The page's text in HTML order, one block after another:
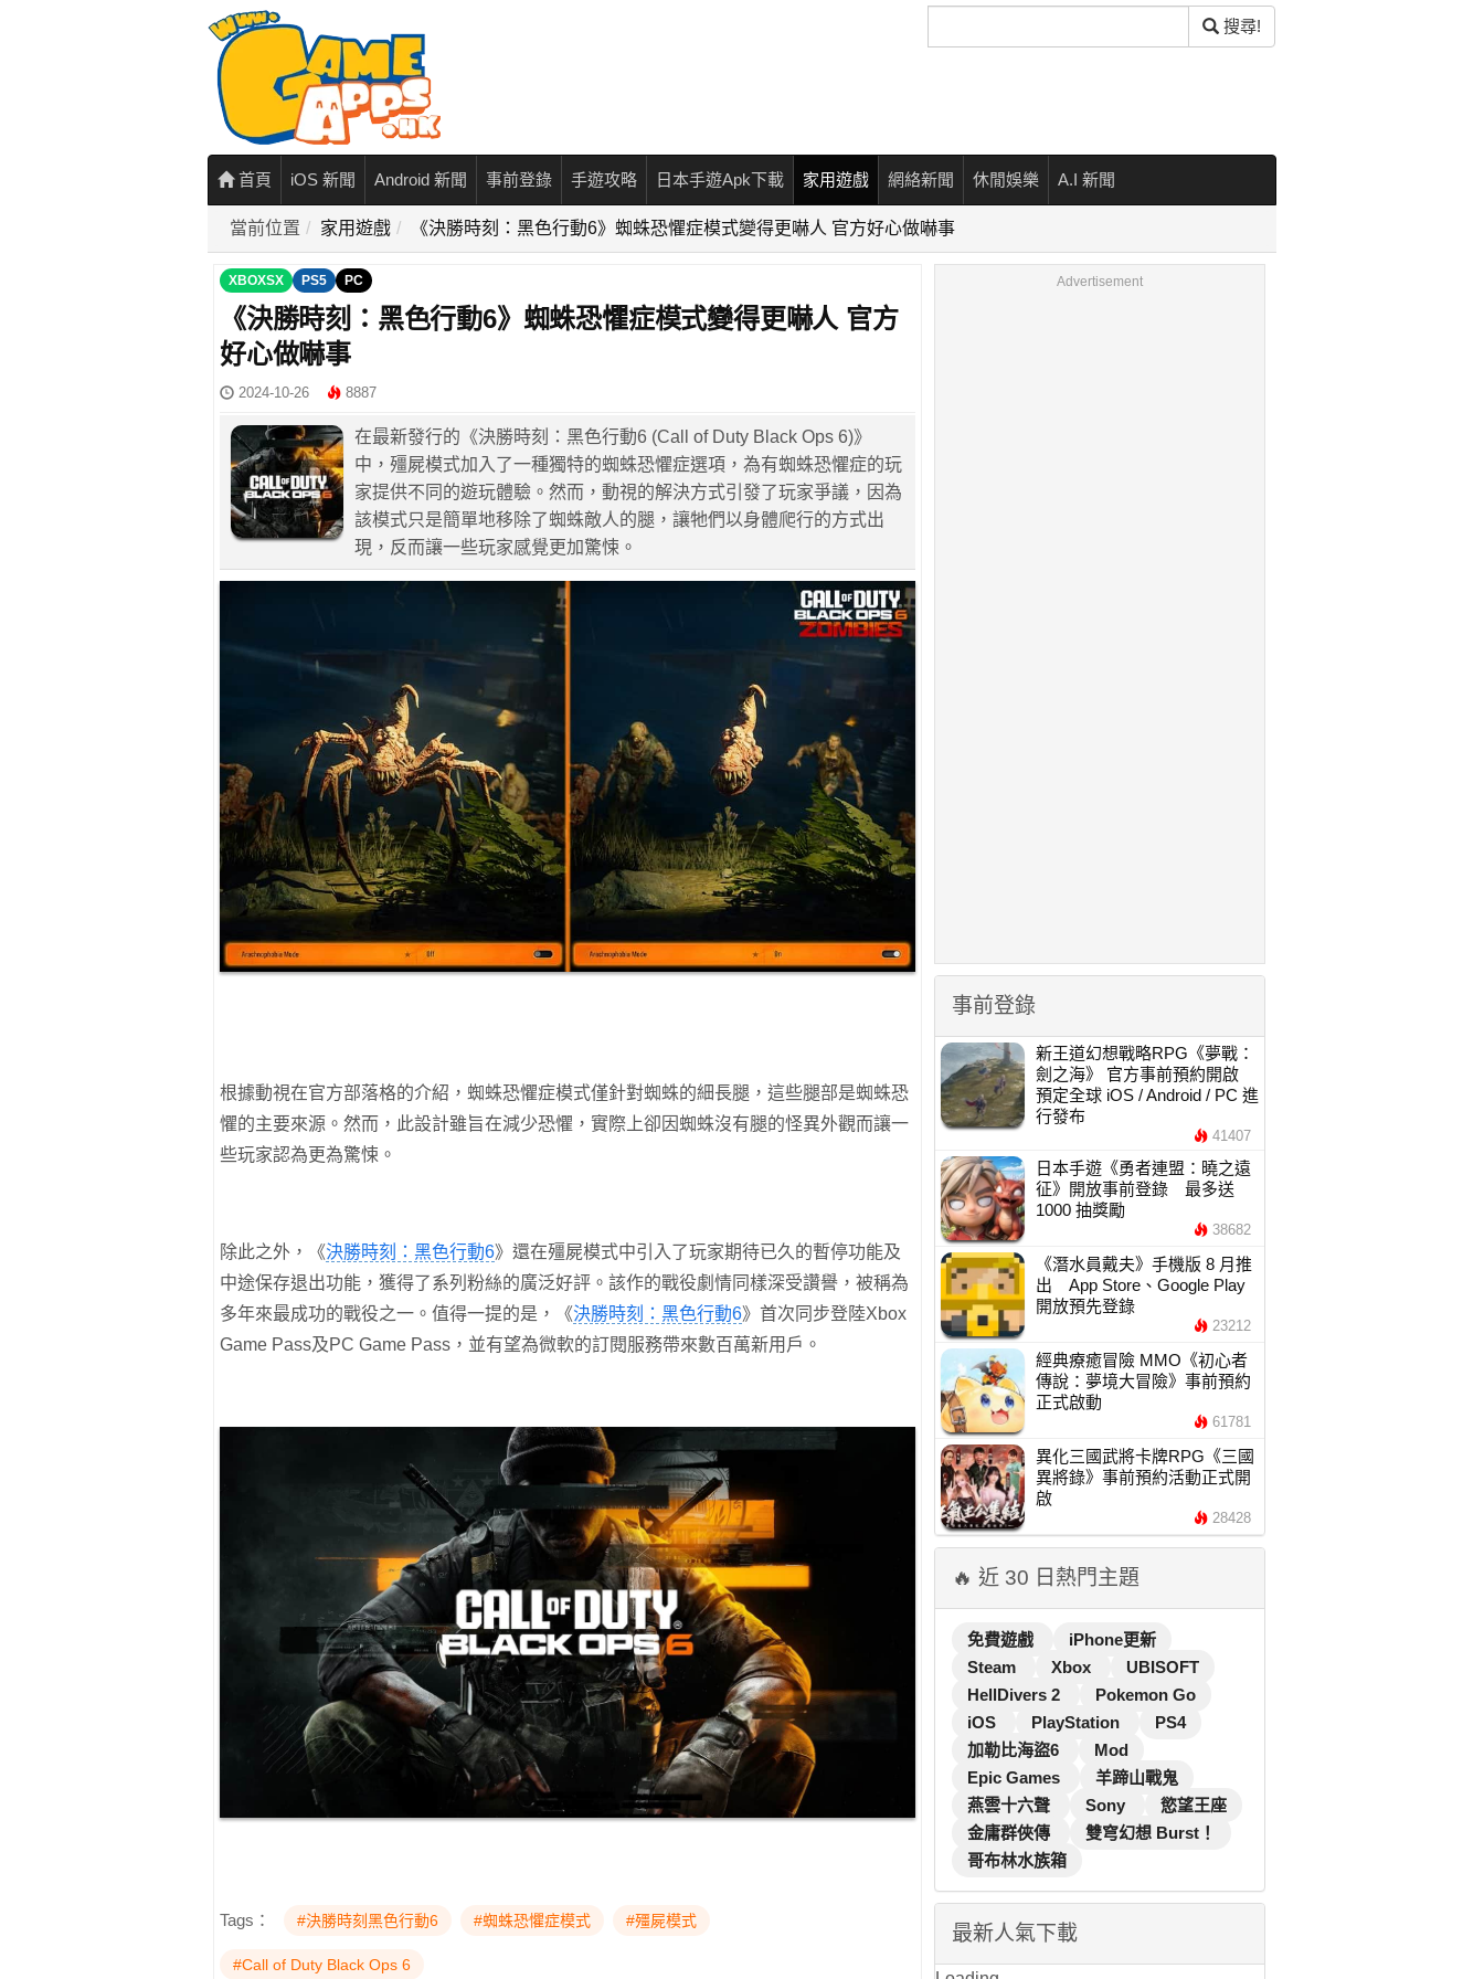
尋
搜尋!
首頁 iOS 新聞 Android 新聞 事前登錄 手遊攻略 日本手遊Apk下載 家用遊戲 網絡新聞 休閒娛樂 A.I 新聞
當前位置 家用遊戲 《決勝時刻：黑色行動6》蜘蛛恐懼症模式變得更嚇人 官方好心做嚇事
XBOXSX PS5 PC
《決勝時刻：黑色行動6》蜘蛛恐懼症模式變得更嚇人 官方
好心做嚇事
2024-10-26 8887
在最新發行的《決勝時刻：黑色行動6 (Call of Duty Black Ops 6)》
中，殭屍模式加入了一種獨特的蜘蛛恐懼症選項，為有蜘蛛恐懼症的玩
家提供不同的遊玩體驗。然而，動視的解決方式引發了玩家爭議，因為
該模式只是簡單地移除了蜘蛛敵人的腿，讓牠們以身體爬行的方式出
現，反而讓一些玩家感覺更加驚悚。
根據動視在官方部落格的介紹，蜘蛛恐懼症模式僅針對蜘蛛的細長腿，這些腿部是蜘蛛恐
懼的主要來源。然而，此設計雖旨在減少恐懼，實際上卻因蜘蛛沒有腿的怪異外觀而讓一
些玩家認為更為驚悚。
除此之外，《決勝時刻：黑色行動6》還在殭屍模式中引入了玩家期待已久的暫停功能及
中途保存退出功能，獲得了系列粉絲的廣泛好評。該作的戰役劇情同樣深受讚譽，被稱為
多年來最成功的戰役之一。值得一提的是，《決勝時刻：黑色行動6》首次同步登陸Xbox
Game Pass及PC Game Pass，並有望為微軟的訂閱服務帶來數百萬新用戶。
Tags： #決勝時刻黑色行動6 #蜘蛛恐懼症模式 #殭屍模式
#Call of Duty Black Ops 6
Advertisement
事前登錄
新王道幻想戰略RPG《夢戰：
劍之海》 官方事前預約開啟
預定全球 iOS / Android / PC 進
行發布
41407
日本手遊《勇者連盟：曉之遠
征》開放事前登錄 最多送
1000 抽獎勵
38682
《潛水員戴夫》手機版 8 月推
出 App Store、Google Play
開放預先登錄
23212
經典療癒冒險 MMO《初心者
傳說：夢境大冒險》事前預約
正式啟動
61781
異化三國武將卡牌RPG《三國
異將錄》事前預約活動正式開
啟
28428
🔥 近 30 日熱門主題
免費遊戲
iPhone更新
Steam
Xbox
UBISOFT
HellDivers 2
Pokemon Go
iOS
PlayStation
PS4
加勒比海盜6
Mod
Epic Games
羊蹄山戰鬼
燕雲十六聲
Sony
慾望王座
金庸群俠傳
雙穹幻想 Burst！
哥布林水族箱
最新人氣下載